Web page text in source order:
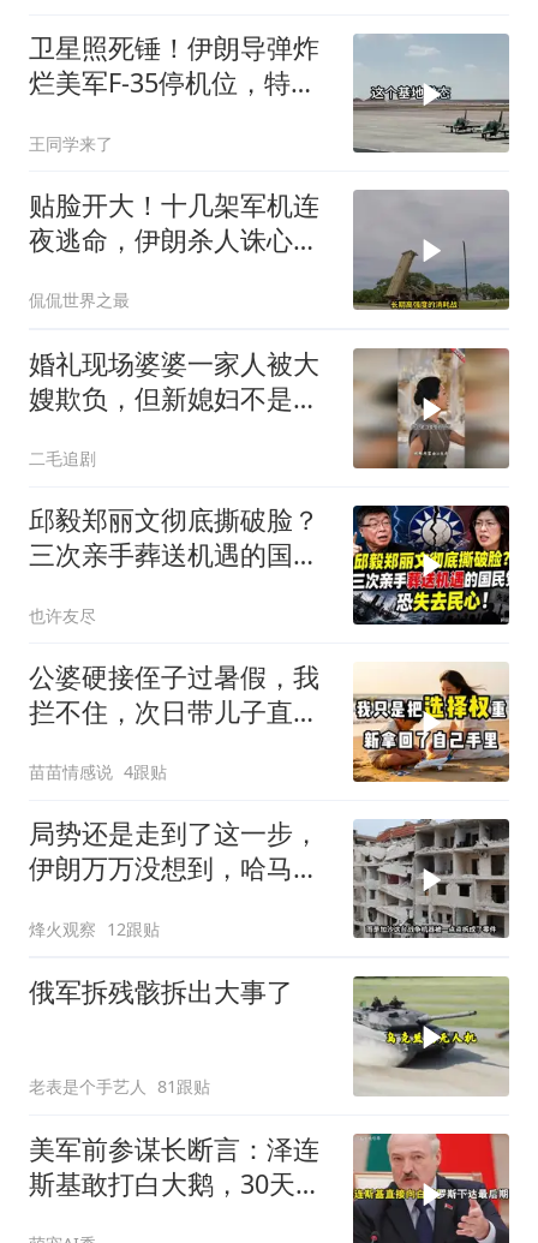
卫星照死锤！伊朗导弹炸
烂美军F-35停机位，特朗
王同学来了
贴脸开大！十几架军机连
夜逃命，伊朗杀人诛心，
侃侃世界之最
婚礼现场婆婆一家人被大
嫂欺负，但新媳妇不是好
二毛追剧
邱毅郑丽文彻底撕破脸？
三次亲手葬送机遇的国民
也许友尽
公婆硬接侄子过暑假，我
拦不住，次日带儿子直飞
苗苗情感说 4跟贴
局势还是走到了这一步，
伊朗万万没想到，哈马斯
烽火观察 12跟贴
俄军拆残骸拆出大事了
老表是个手艺人 81跟贴
美军前参谋长断言：泽连
斯基敢打白大鹅，30天内